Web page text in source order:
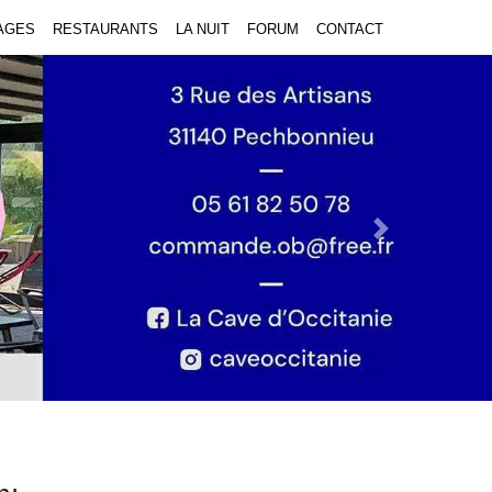
RESTAURANTS LA NUIT FORUM CONTACT
Next Slide